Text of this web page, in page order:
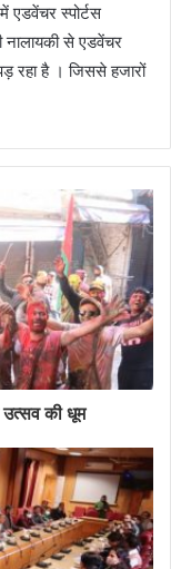
एडवेंचर स्पोर्टस
नालायकी से एडवेंचर
रहा है । जिससे हजारों
की धूम